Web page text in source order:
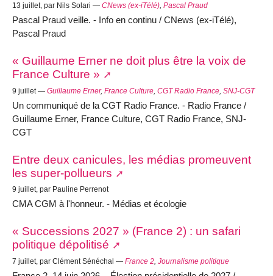
13 juillet, par Nils Solari — CNews (ex-iTélé), Pascal Praud
Pascal Praud veille. - Info en continu / CNews (ex-iTélé),
Pascal Praud
« Guillaume Erner ne doit plus être la voix de
France Culture »
9 juillet — Guillaume Erner, France Culture CGT Radio France SNJ-CGT
Un communiqué de la CGT Radio France. - Radio France /
Guillaume Erner, France Culture, CGT Radio France, SNJ-
CGT
Entre deux canicules, les médias promeuvent
les super-pollueurs
9 juillet, par Pauline Perrenot
CMA CGM à l'honneur. - Médias et écologie
« Successions 2027 » (France 2) : un safari
politique dépolitisé
7 juillet, par Clément Sénéchal — France 2, Journalisme politique